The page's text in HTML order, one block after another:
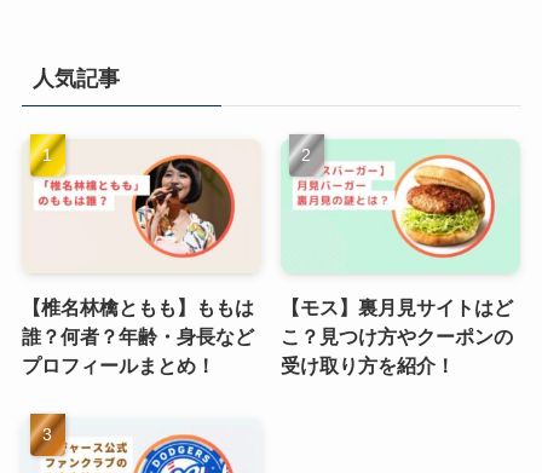
人気記事
【椎名林檎ともも】ももは
誰？何者？年齢・身長など
プロフィールまとめ！
【モス】裏月見サイトはど
こ？見つけ方やクーポンの
受け取り方を紹介！